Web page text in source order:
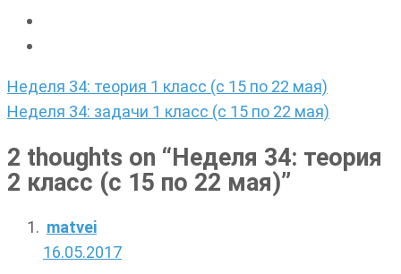
Навигация
по
Неделя 34: теория 1 класс (с 15 по 22 мая)
Неделя 34: задачи 1 класс (с 15 по 22 мая)
2 thoughts on “Неделя 34: теория
2 класс (с 15 по 22 мая)”
matvei
16.05.2017